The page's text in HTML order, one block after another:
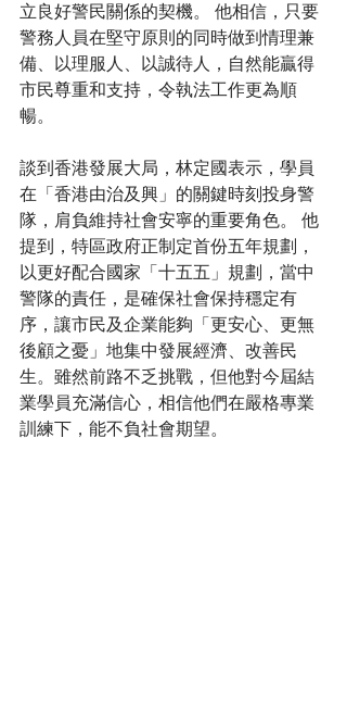
立良好警民關係的契機。 他相信，只要
警務人員在堅守原則的同時做到情理兼
備、以理服人、以誠待人，自然能贏得
市民尊重和支持，令執法工作更為順
暢。
談到香港發展大局，林定國表示，學員
在「香港由治及興」的關鍵時刻投身警
隊，肩負維持社會安寧的重要角色。 他
提到，特區政府正制定首份五年規劃，
以更好配合國家「十五五」規劃，當中
警隊的責任，是確保社會保持穩定有
序，讓市民及企業能夠「更安心、更無
後顧之憂」地集中發展經濟、改善民
生。雖然前路不乏挑戰，但他對今屆結
業學員充滿信心，相信他們在嚴格專業
訓練下，能不負社會期望。